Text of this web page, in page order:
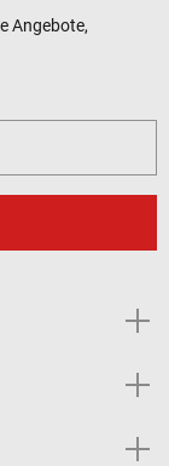
Angebote,